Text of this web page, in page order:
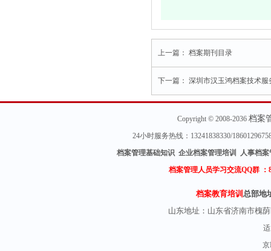
上一篇： 档案期刊目录
下一篇： 深圳市汉玉鸿档案技术服
Copyright © 2008-2036 档案
24小时服务热线：13241838330/
档案管理基础知识 企业档案管理培训 人事档
档案管理人员学习交流QQ群 ：
档案教育培训 总部地
山东地址： 山东省济南市槐
京